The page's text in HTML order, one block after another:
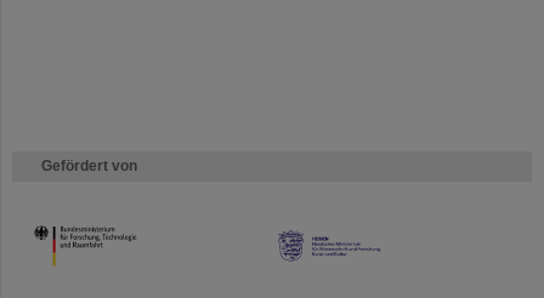
Gefördert von
HMWK